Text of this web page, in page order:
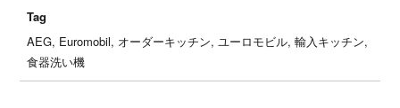
Tag
AEG, Euromobil, オーダーキッチン, ユーロモビル, 輸入キッチン,
食器洗い機